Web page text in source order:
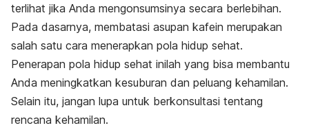
terlihat jika Anda mengonsumsinya secara berlebihan.
Pada dasarnya, membatasi asupan kafein merupakan
salah satu cara menerapkan pola hidup sehat.
Penerapan pola hidup sehat inilah yang bisa membantu
Anda meningkatkan kesuburan dan peluang kehamilan.
Selain itu, jangan lupa untuk berkonsultasi tentang
rencana kehamilan.